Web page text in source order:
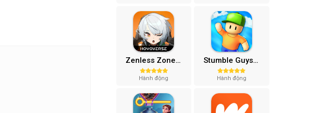
Zenless Zone Zero-Gamota Mod APK 1.0.0
Hành động
Stumble Guys MOD APK (Unlocked All, Mega Menu) v0.74.1
Hành động